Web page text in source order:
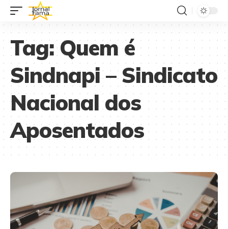
Tag:Quem é
Sindnapi – Sindicato
Nacional dos
Aposentados